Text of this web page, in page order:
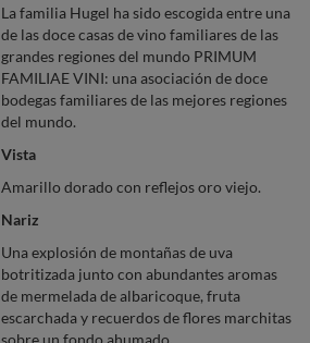
La familia Hugel ha sido escogida entre una
de las doce casas de vino familiares de las
grandes regiones del mundo PRIMUM
FAMILIAE VINI: una asociación de doce
bodegas familiares de las mejores regiones
del mundo.
Vista
Amarillo dorado con reflejos oro viejo.
Nariz
Una explosión de montañas de uva
botritizada junto con abundantes aromas
de mermelada de albaricoque, fruta
escarchada y recuerdos de flores marchitas
sobre un fondo ahumado.